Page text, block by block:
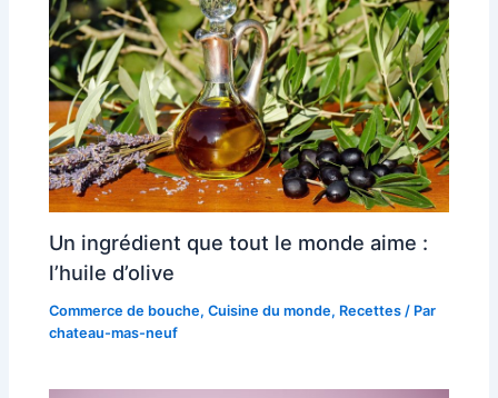
Un ingrédient que tout le monde aime :
l’huile d’olive
Commerce de bouche,Cuisine du monde, Recettes / Par
chateau-mas-neuf